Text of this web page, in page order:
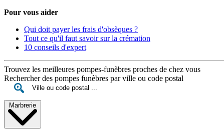
Pour vous aider
Qui doit payer les frais d'obsèques ?
Tout ce qu'il faut savoir sur la crémation
10 conseils d'expert
Trouvez les meilleures pompes-funèbres proches de chez vous
Rechercher des pompes funèbres par ville ou code postal
Marbrerie